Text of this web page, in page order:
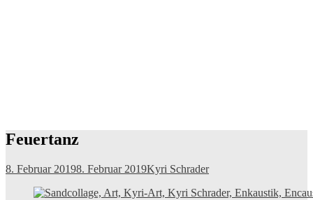
Feuertanz
8. Februar 20198. Februar 2019Kyri Schrader